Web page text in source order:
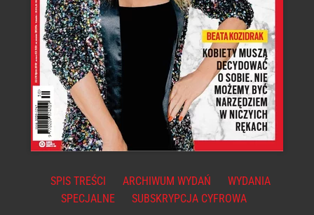
SPIS TREŚCI ARCHIWUM WYDAŃ
WYDANIA
SPECJALNE
SUBSKRYPCJA CYFROWA